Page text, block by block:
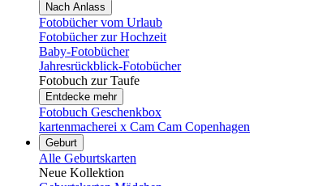
Nach Anlass
Fotobücher vom Urlaub
Fotobücher zur Hochzeit
Baby-Fotobücher
Jahresrückblick-Fotobücher
Fotobuch zur Taufe
Entdecke mehr
Fotobuch Geschenkbox
kartenmacherei x Cam Cam Copenhagen
Geburt
Alle Geburtskarten
Neue Kollektion